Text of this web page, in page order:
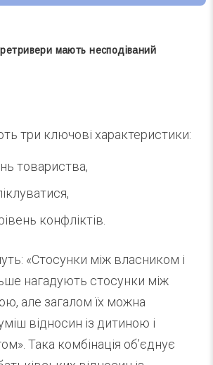
мають несподіваний
три ключові характеристики:
товариства,
конфліктів.
«Стосунки між власником і
нагадують стосунки між
але загалом їх можна
відносин із дитиною і
Така комбінація об’єднує